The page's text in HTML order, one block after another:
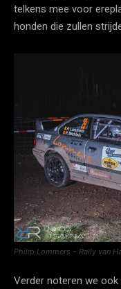
telkens mee voor
honden die zullen
Philip Lommers – Rally van
Verder noteren we